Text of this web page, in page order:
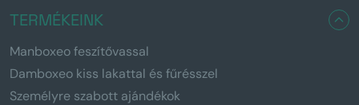
TERMÉKEINK
Manboxeo feszítővassal
Damboxeo kiss lakattal és fűrésszel
Személyre szabott ajándékok